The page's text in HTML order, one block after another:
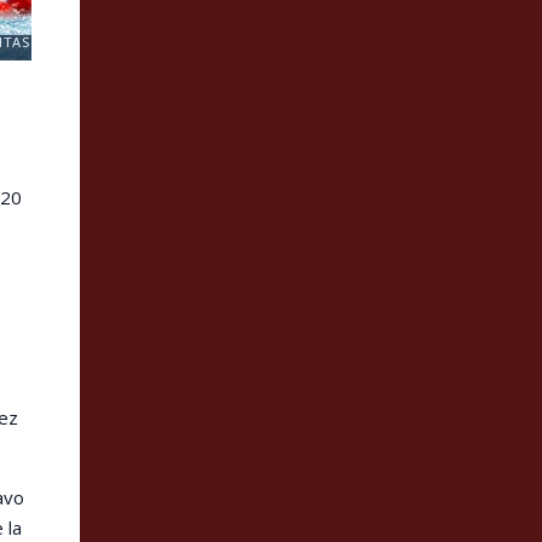
la